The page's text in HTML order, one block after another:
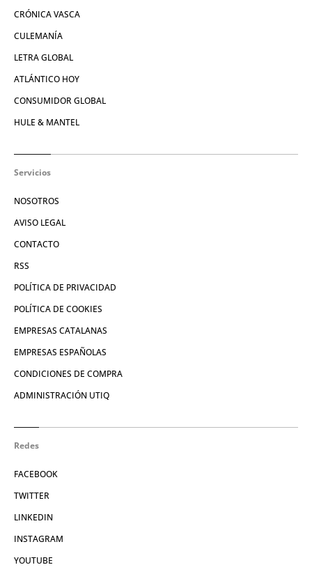
CRÓNICA VASCA
CULEMANÍA
LETRA GLOBAL
ATLÁNTICO HOY
CONSUMIDOR GLOBAL
HULE & MANTEL
Servicios
NOSOTROS
AVISO LEGAL
CONTACTO
RSS
POLÍTICA DE PRIVACIDAD
POLÍTICA DE COOKIES
EMPRESAS CATALANAS
EMPRESAS ESPAÑOLAS
CONDICIONES DE COMPRA
ADMINISTRACIÓN UTIQ
Redes
FACEBOOK
TWITTER
LINKEDIN
INSTAGRAM
YOUTUBE